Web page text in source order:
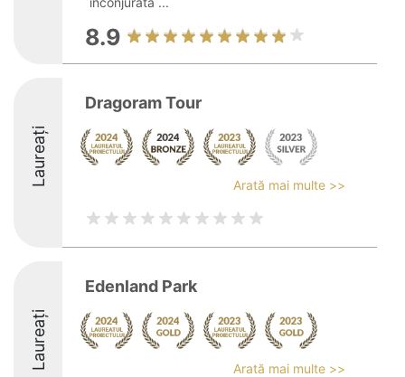
8.9
Laureați
Dragoram Tour
Arată mai multe >>
Laureați
Edenland Park
Arată mai multe >>